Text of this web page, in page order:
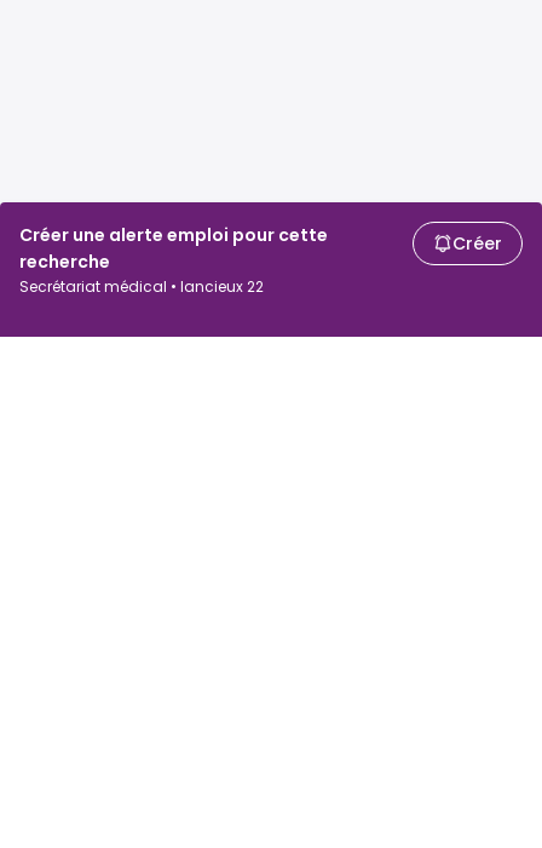
Créer une alerte emploi pour cette
recherche
Secrétariat médical • lancieux 22
Créer